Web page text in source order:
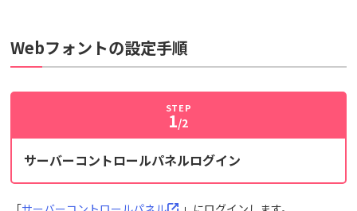
Webフォントの設定手順
STEP
1/2
サーバーコントロールパネルログイン